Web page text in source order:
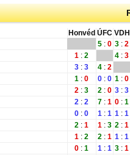
Honvéd ÚFC VDH
5 : 0 3 : 2
1 : 2 4 : 3
3 : 3 4 : 2
1 : 0 0 : 0 1 : 0
2 : 3 2 : 0 3 : 3
2 : 2 7 : 1 0 : 1
0 : 0 1 : 1 1 : 1
2 : 1 1 : 3 2 : 1
1 : 2 2 : 1 1 : 1
0 : 1 1 : 1 3 : 1